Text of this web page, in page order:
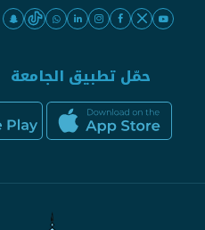
حمّل تطبيق الجامعة